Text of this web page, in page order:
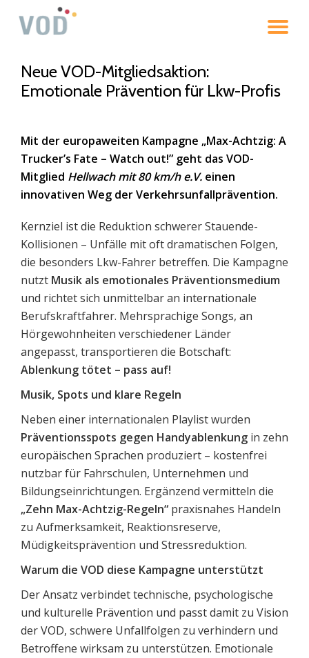
Neue VOD-Mitgliedsaktion:
Emotionale Prävention für Lkw-Profis
Mit der europaweiten Kampagne „Max-Achtzig: A
Trucker’s Fate – Watch out!” geht das VOD-
Mitglied Hellwach mit 80 km/h e.V. einen
innovativen Weg der Verkehrs­unfall­prävention.
Kernziel ist die Reduktion schwerer Stauende-
Kollisionen – Unfälle mit oft dramatischen Folgen,
die besonders Lkw-Fahrer betreffen. Die Kampagne
nutzt Musik als emotionales Präventionsmedium
und richtet sich unmittelbar an internationale
Berufskraftfahrer. Mehrsprachige Songs, an
Hörgewohnheiten verschiedener Länder
angepasst, transportieren die Botschaft:
Ablenkung tötet – pass auf!
Musik, Spots und klare Regeln
Neben einer internationalen Playlist wurden
Präventionsspots gegen Handyablenkung in zehn
europäischen Sprachen produziert – kostenfrei
nutzbar für Fahrschulen, Unternehmen und
Bildungseinrichtungen. Ergänzend vermitteln die
„Zehn Max-Achtzig-Regeln“ praxisnahes Handeln
zu Aufmerksamkeit, Reaktionsreserve,
Müdigkeitsprävention und Stressreduktion.
Warum die VOD diese Kampagne unterstützt
Der Ansatz verbindet technische, psychologische
und kulturelle Prävention und passt damit zu Vision
der VOD, schwere Unfallfolgen zu verhindern und
Betroffene wirksam zu unterstützen. Emotionale